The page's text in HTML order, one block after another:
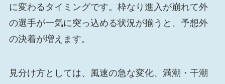
に変わるタイミングです。枠なり進入が崩れて外
の選手が一気に突っ込める状況が揃うと、予想外
の決着が増えます。
見分け方としては、風速の急な変化、満潮・干潮